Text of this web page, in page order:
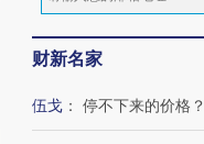
财新名家
伍戈 ： 停不下来的价格？